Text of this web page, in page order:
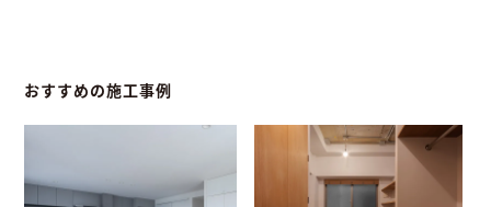
おすすめの施工事例